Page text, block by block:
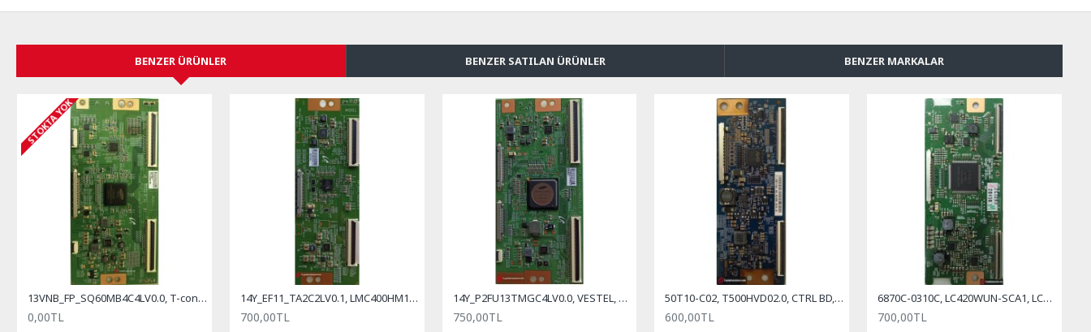
BENZER ÜRÜNLER BENZER SATILAN ÜRÜNLER BENZER MARKALAR
STOKTA YOK
13VNB_FP_SQ60MB4C4LV0.0, T-con Board, Vestel
0,00TL
14Y_EF11_TA2C2LV0.1, LMC400HM10, VES400UNVS-N01, T-con Board
700,00TL
14Y_P2FU13TMGC4LV0.0, VESTEL, SAMSUNG, TCON BOARD, TCON KARTI
750,00TL
50T10-C02, T500HVD02.0, CTRL BD, T-CON BOARD, AUO
600,00TL
6870C-0310C, LC420WUN-SCA1, LC420WUN-SAA1, T-con Board, LG Display
700,00TL